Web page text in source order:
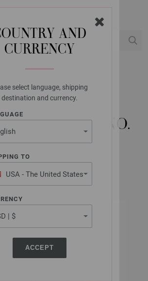
AND
CURRENCY
select language, shipping
destination and currency.
TO
USA - The United States
ACCEPT
LANA GROSSA
CIRCULAR
RAINBOW NO.
6,0/60CM